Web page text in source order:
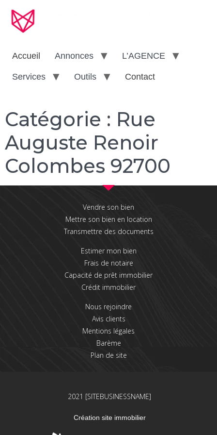
Accueil Annonces L’AGENCE
Services Outils Contact
Catégorie : Rue
Auguste Renoir
Colombes 92700
Vendre son bien
Mettre son bien en location
Transmettre des documents
Estimer mon bien
Frais de notaire
Capacité de prêt immobilier
Crédit immobilier
Nous rejoindre
Avis clients
Mentions légales
Barème
Plan de site
2021 [SITEBUSINESSNAME]
Création site immobilier